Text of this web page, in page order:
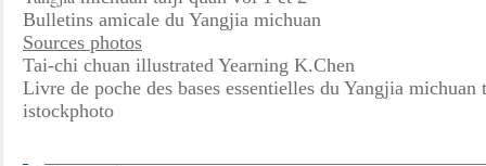
Bulletins amicale du Yangjia michuan
Sources photos
Tai-chi chuan illustrated Yearning K.Chen
Livre de poche des bases essentielles du Yangjia michuan
istockphoto